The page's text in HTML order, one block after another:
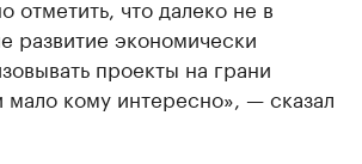
отметить, что далеко не в
развитие экономически
проекты на грани
мало кому интересно», — сказал